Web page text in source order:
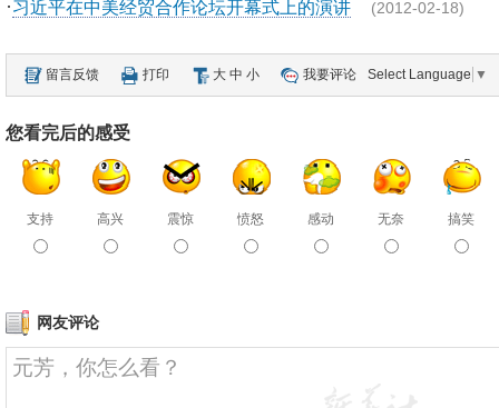
·习近平在中美经贸合作论坛开幕式上的演讲 (2012-02-18)
留言反馈 打印 大 中 小 我要评论 Select Language ▼
您看完后的感受
支持 高兴 震惊 愤怒 感动 无奈 搞笑
网友评论